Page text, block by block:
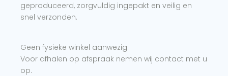
geproduceerd, zorgvuldig ingepakt en veilig en
snel verzonden.
Geen fysieke winkel aanwezig.
Voor afhalen op afspraak nemen wij contact met u
op.